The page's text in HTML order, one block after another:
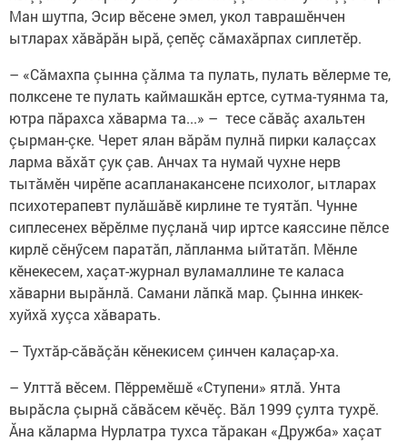
Ман шутпа, Эсир вӗсене эмел, укол таврашӗнчен
ытларах хăвăрăн ырă, çепӗç сăмахăрпах сиплетӗр.
– «Сăмахпа çынна çăлма та пулать, пулать вӗлерме те,
полксене те пулать каймашкăн ертсе, сутма-туянма та,
ютра пăрахса хăварма та...» – тесе сăвăç ахальтен
çырман-çке. Черет ялан вăрăм пулнă пирки калаçсах
ларма вăхăт çук çав. Анчах та нумай чухне нерв
тытăмӗн чирӗпе асапланакансене психолог, ытларах
психотерапевт пулăшăвӗ кирлине те туятăп. Чунне
сиплесенех вӗрӗлме пуçланă чир иртсе каяссине пӗлсе
кирлӗ сӗнӳсем паратăп, лăпланма ыйтатăп. Мӗнле
кӗнекесем, хаçат-журнал вуламаллине те каласа
хăварни вырăнлă. Самани лăпкă мар. Çынна инкек-
хуйхă хуçса хăварать.
– Тухтăр-сăвăçăн кӗнекисем çинчен калаçар-ха.
– Улттă вӗсем. Пӗрремӗшӗ «Ступени» ятлă. Унта
вырăсла çырнă сăвăсем кӗчӗç. Вăл 1999 çулта тухрӗ.
Ăна кăларма Нурлатра тухса тăракан «Дружба» хаçат